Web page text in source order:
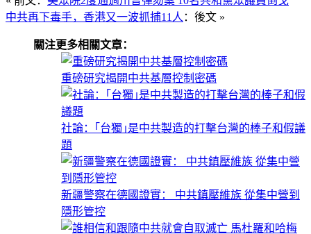
中共再下毒手，香港又一波抓捕11人 ：後文 »
關注更多相關文章：
重磅研究揭開中共基層控制密碼
社論：｢台獨｣是中共製造的打擊台灣的棒子和假議
題
新疆警察在德國證實： 中共鎮壓維族 從集中營到
隱形管控